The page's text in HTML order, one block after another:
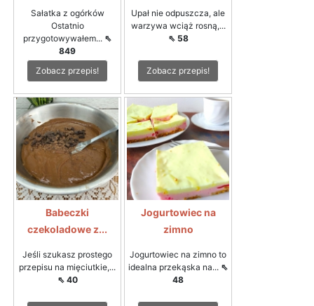
Sałatka z ogórków
Ostatnio
przygotowywałem... ⇖
849
Zobacz przepis!
Upał nie odpuszcza, ale
warzywa wciąż rosną,...
⇖ 58
Zobacz przepis!
Babeczki
czekoladowe z...
Jeśli szukasz prostego
przepisu na mięciutkie,...
⇖ 40
Jogurtowiec na
zimno
Jogurtowiec na zimno to
idealna przekąska na... ⇖
48